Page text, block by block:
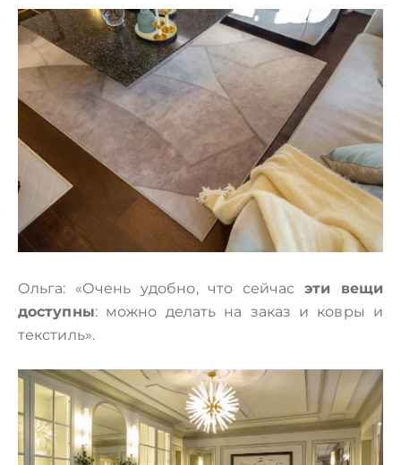
Ольга: «Очень удобно, что сейчас эти вещи
доступны: можно делать на заказ и ковры и
текстиль».